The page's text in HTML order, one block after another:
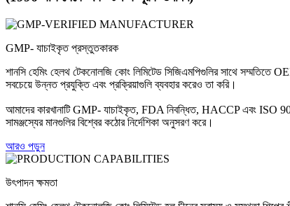
GMP- যাচাইকৃত প্রস্তুতকারক
শানসি হেমিং হেলথ টেকনোলজি কোং লিমিটেড সিজিএমপিগুলির সাথে
সবচেয়ে উন্নত প্রযুক্তি এবং প্রক্রিয়াগুলি ব্যবহার করেও তা করি।
আমাদের কারখানাটি GMP- যাচাইকৃত, FDA নিবন্ধিত, HACCP এবং ISO
সামঞ্জস্যের মানগুলির বিশ্বের কঠোর নির্দেশিকা অনুসরণ করে।
আরও পড়ুন
উৎপাদন ক্ষমতা